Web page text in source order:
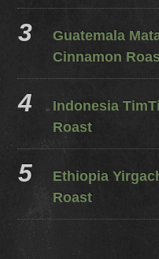
Guatemala
Cinnamon
Indonesia
Roast
Ethiopia
Roast